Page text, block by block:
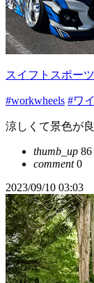
スイフトスポー
#workwheels #ワ
涼しくて景色が
thumb_up 86
comment0
2023/09/10 03:03